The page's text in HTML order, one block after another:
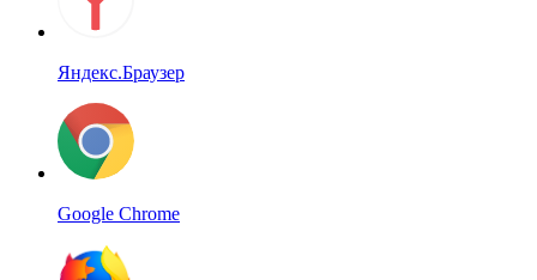
Яндекс.Браузер
Google Chrome